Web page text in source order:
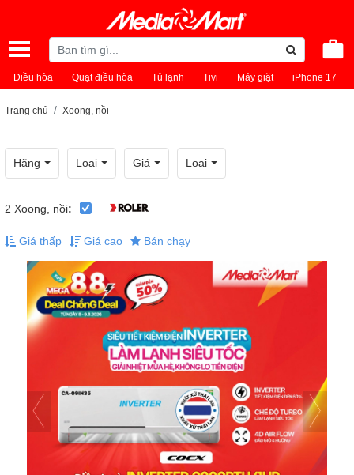
Điều hòa Quạt điều hòa Tủ lạnh Tivi Máy giặt iPhone 17
Trang chủ Xoong, nồi
Hãng Loại Giá Loại
2 Xoong, nồi:
Giá thấp Giá cao Bán chạy